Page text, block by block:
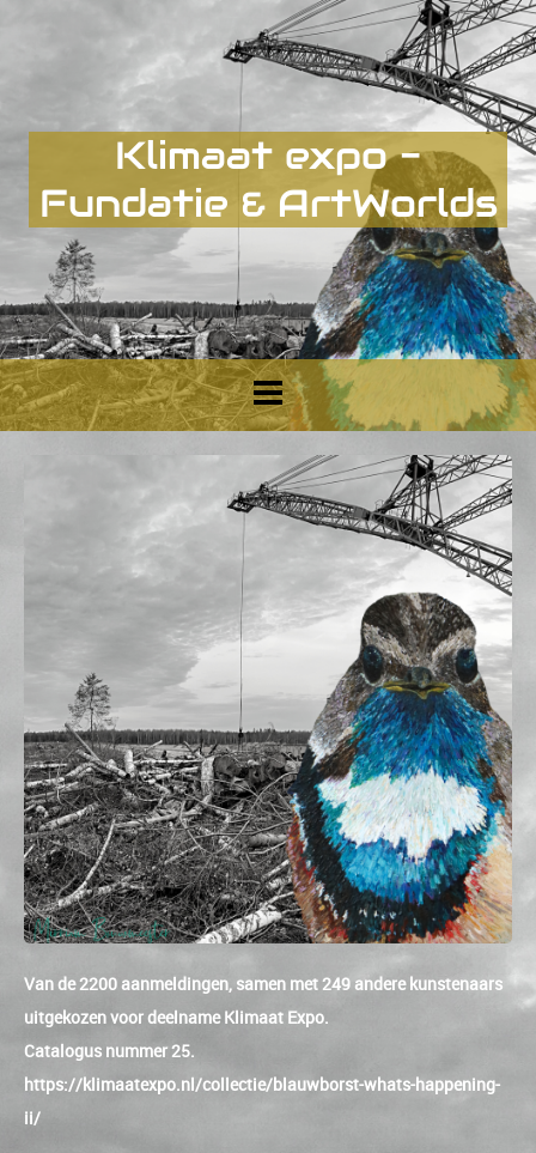
Klimaat expo -
Fundatie & ArtWorlds
Van de 2200 aanmeldingen, samen met 249 andere kunstenaars
uitgekozen voor deelname Klimaat Expo.
Catalogus nummer 25.
https://klimaatexpo.nl/collectie/blauwborst-whats-happening-
ii/